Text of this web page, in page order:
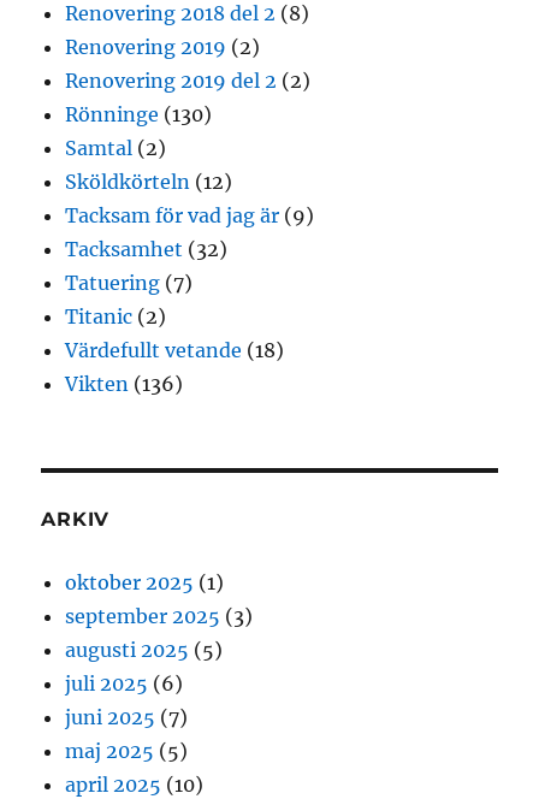
Renovering 2018 del 2 (8)
Renovering 2019 (2)
Renovering 2019 del 2 (2)
Rönninge (130)
Samtal (2)
Sköldkörteln (12)
Tacksam för vad jag är (9)
Tacksamhet (32)
Tatuering (7)
Titanic (2)
Värdefullt vetande (18)
Vikten (136)
ARKIV
oktober 2025 (1)
september 2025 (3)
augusti 2025 (5)
juli 2025 (6)
juni 2025 (7)
maj 2025 (5)
april 2025 (10)